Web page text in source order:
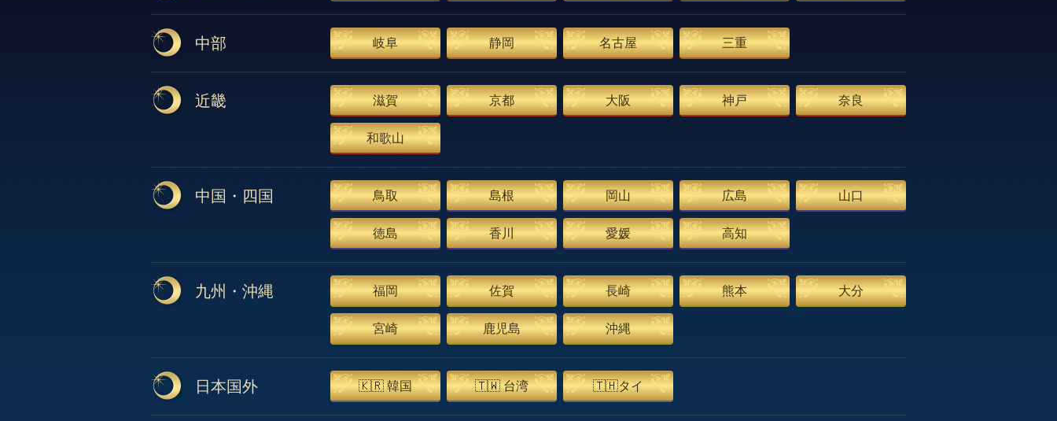
中部 岐阜 静岡 名古屋 三重
近畿 滋賀 京都 大阪 神戸 奈良
和歌山
中国・四国 鳥取 島根 岡山 広島 山口
徳島 香川 愛媛 高知
九州・沖縄 福岡 佐賀 長崎 熊本 大分
宮崎 鹿児島 沖縄
日本国外 🇰🇷 韓国 🇹🇼 台湾 🇹🇭タイ